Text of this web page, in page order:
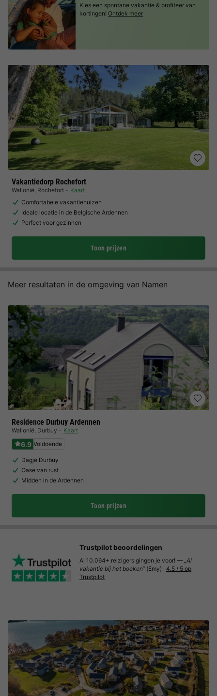
Vakantiedorp Rochefort
Wallonië, Rochefort
Kaart
Comfortabele vakantiehuizen
Ideale locatie in de Belgische Ardennen
Perfect voor gezinnen
Toon prijzen
Meer resultaten in de omgeving van Namen
Residence Durbuy Ardennen
Wallonië, Durbuy Kaart
6.9 Voldoende
Dagje Durbuy
Oase van rust
Midden in de Ardennen
Toon prijzen
Kies een spontane vakantie & profiteer van
kortingen! Ontdek meer
Trustpilot beoordelingen
Al 10.064+ reizigers gingen je voor! — „Al
vakantie bij het boeken“ (Emy) · 4.5 / 5 op
Trustpilot